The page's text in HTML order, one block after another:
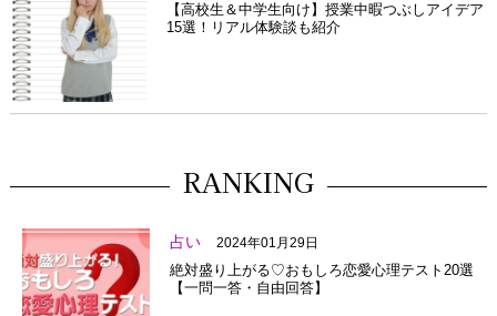
【高校生＆中学生向け】授業中暇つぶしアイデア
15選！リアル体験談も紹介
RANKING
占い 2024年01月29日
絶対盛り上がる♡おもしろ恋愛心理テスト20選
【一問一答・自由回答】